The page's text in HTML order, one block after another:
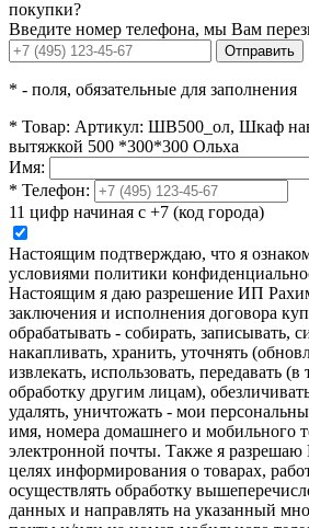
покупки?
Введите номер телефона, мы Вам
Отправить
* - поля, обязательные для заполнения
* Товар: Артикул: ШВ500_ол, Шкаф
вытяжкой 500 *300*300 Ольха
Имя:
* Телефон:
11 цифр начиная с +7 (код города)
Настоящим подтверждаю, что я
условиями политики
Настоящим я даю разрешение ИП
заключения и исполнения договора
обрабатывать - собирать, записывать,
накапливать, хранить, уточнять
извлекать, использовать, передавать
обработку другим лицам),
удалять, уничтожать - мои
имя, номера домашнего и мобильного
электронной почты. Также я
целях информирования о товарах,
осуществлять обработку
данных и направлять на указанный